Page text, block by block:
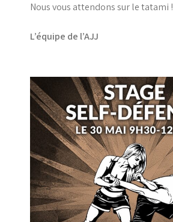
Nous vous attendons sur le tatami !
L’équipe de l’AJJ